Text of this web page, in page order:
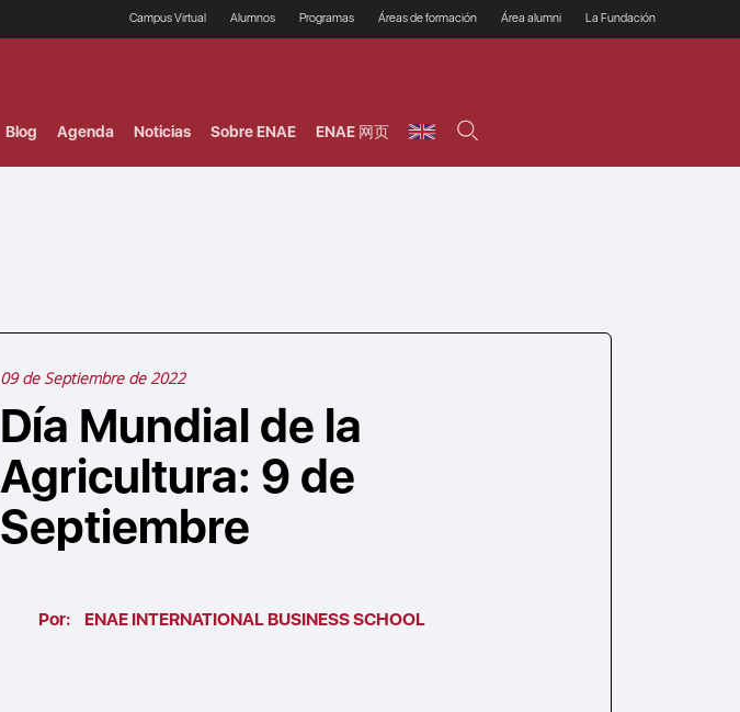
Campus Virtual Alumnos
Prácticas en empresas
Programas
Programas Ejecutivos
Áreas de formación
Riesgos
Área alumni La Fundación
Blog Agenda Noticias Sobre ENAE ENAE 网页
09 de Septiembre de 2022
Día Mundial de la
Agricultura: 9 de
Septiembre
Por: ENAE INTERNATIONAL BUSINESS SCHOOL